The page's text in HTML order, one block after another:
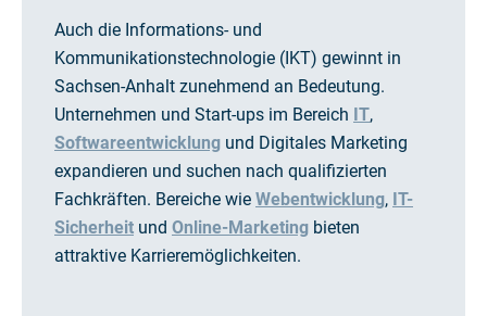
Auch die Informations- und
Kommunikationstechnologie (IKT) gewinnt in
Sachsen-Anhalt zunehmend an Bedeutung.
Unternehmen und Start-ups im Bereich IT,
Softwareentwicklung und Digitales Marketing
expandieren und suchen nach qualifizierten
Fachkräften. Bereiche wie Webentwicklung, IT-
Sicherheit und Online-Marketing bieten
attraktive Karrieremöglichkeiten.